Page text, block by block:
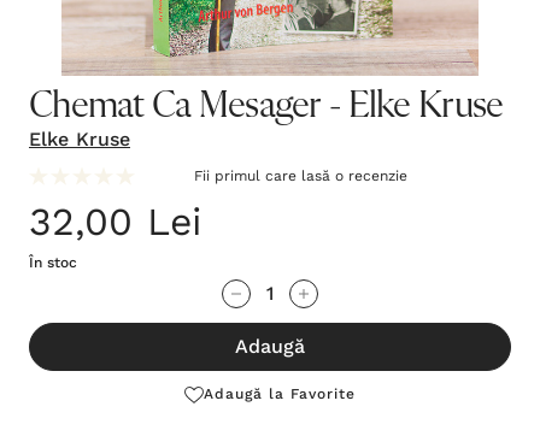
Chemat Ca Mesager - Elke Kruse
Elke Kruse
Fii primul care lasă o recenzie
32,00 Lei
În stoc
te!
Stocul
Adaugă
Adaugă la Favorite